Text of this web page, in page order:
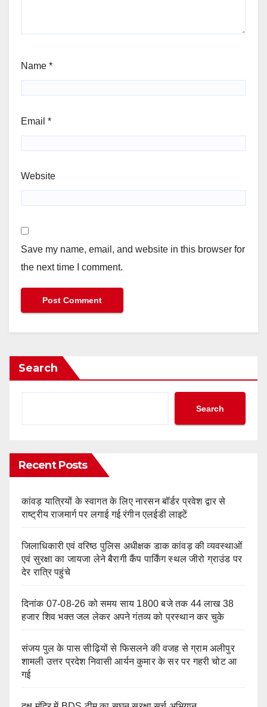
Name *
Email *
Website
Save my name, email, and website in this browser for
the next time I comment.
Search
Search
Recent Posts
कांवड़ यात्रियों के स्वागत के लिए नारसन बॉर्डर प्रवेश द्वार से
राष्ट्रीय राजमार्ग पर लगाई गई रंगीन एलईडी लाइटें
जिलाधिकारी एवं वरिष्ठ पुलिस अधीक्षक डाक कांवड़ की व्यवस्थाओं
एवं सुरक्षा का जायजा लेने बैरागी कैंप पार्किंग स्थल जीरो ग्राउंड पर
देर रात्रि पहुंचे
दिनांक 07-08-26 को समय साय 1800 बजे तक 44 लाख 38
हजार शिव भक्त जल लेकर अपने गंतव्य को प्रस्थान कर चुके
संजय पुल के पास सीढ़ियों से फिसलने की वजह से ग्राम अलीपुर
शामली उत्तर प्रदेश निवासी आर्यन कुमार के सर पर गहरी चोट आ
गई